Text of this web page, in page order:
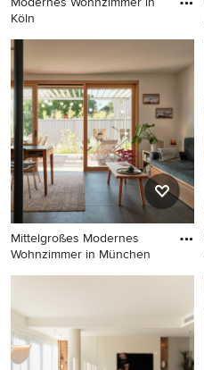
Köln
Modernes Wohnzimmer in
Mittelgroßes Modernes
Wohnzimmer in München
Mittelgroßes Modernes